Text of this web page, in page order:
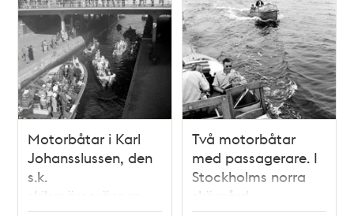
Motorbåtar i Karl
Johansslussen, den
s.k.
skilsmässorännan
Två motorbåtar
med passagerare. I
Stockholms norra
skärgård